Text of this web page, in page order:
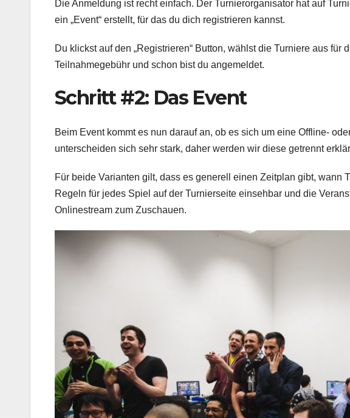
Die Anmeldung ist recht einfach. Der Turnierorganisator hat auf
ein „Event“ erstellt, für das du dich registrieren kannst.
Du klickst auf den „Registrieren“ Button, wählst die Turniere aus
Teilnahmegebühr und schon bist du angemeldet.
Schritt #2: Das Event
Beim Event kommt es nun darauf an, ob es sich um eine Offline-
unterscheiden sich sehr stark, daher werden wir diese getrennt
Für beide Varianten gilt, dass es generell einen Zeitplan gibt, wann
Regeln für jedes Spiel auf der Turnierseite einsehbar und die
Onlinestream zum Zuschauen.